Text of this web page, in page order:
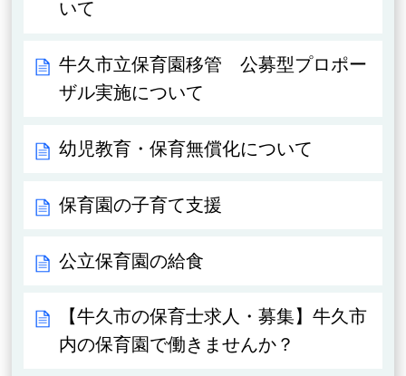
いて
牛久市立保育園移管 公募型プロポー
ザル実施について
幼児教育・保育無償化について
保育園の子育て支援
公立保育園の給食
【牛久市の保育士求人・募集】牛久市
内の保育園で働きませんか？